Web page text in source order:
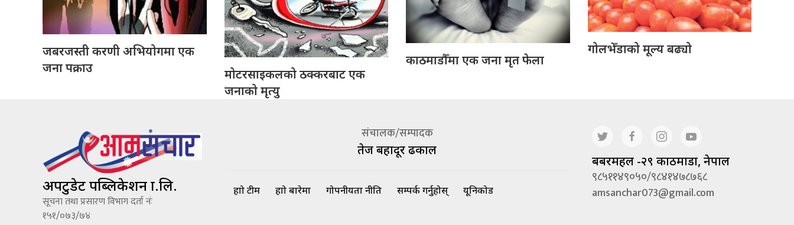
जबरजस्ती करणी अभियोगमा एक
जना पक्राउ
मोटरसाइकलको ठक्करबाट एक
जनाको मृत्यु
काठमाडौँमा एक जना मृत फेला
गोलभेँडाको मूल्य बढ्यो
अपटुडेट पब्लिकेशन प्रा.लि.
सूचना तथा प्रसारण विभाग दर्ता नंः
१५१/०७३/७४
संचालक/सम्पादक
तेज बहादूर ढकाल
हाम्रो टीम हाम्रो बारेमा गोपनीयता नीति सम्पर्क गर्नुहोस् यूनिकोड
बबरमहल -२९ काठमाडौं, नेपाल
९८५११४९०५०/९८४१४७८७६८
amsanchar073@gmail.com